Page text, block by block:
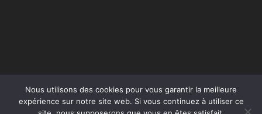
Nous utilisons des cookies pour vous garantir la meilleure
expérience sur notre site web. Si vous continuez à utiliser ce